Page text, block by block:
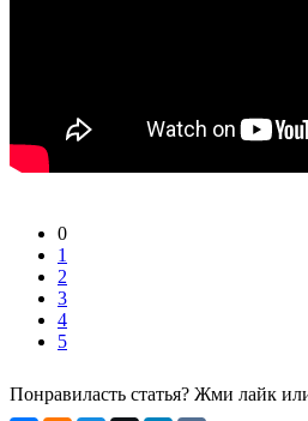
0
1
2
3
4
5
Понравиласть статья? Жми лайк